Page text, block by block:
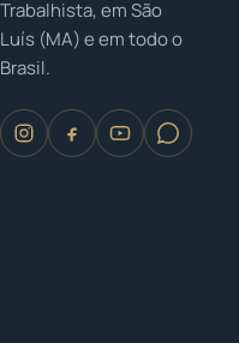
Trabalhista, em São
Luís (MA) e em todo o
Brasil.